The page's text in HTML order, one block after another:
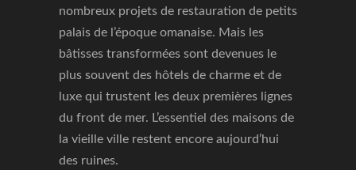
nombreux projets de restauration de petits
palais de l’époque omanaise. Mais les
bâtisses transformées sont devenues le
plus souvent des hôtels de charme et de
luxe qui trustent les deux premières lignes
du front de mer. L’essentiel des maisons de
la vieille ville restent encore aujourd’hui
des ruines.